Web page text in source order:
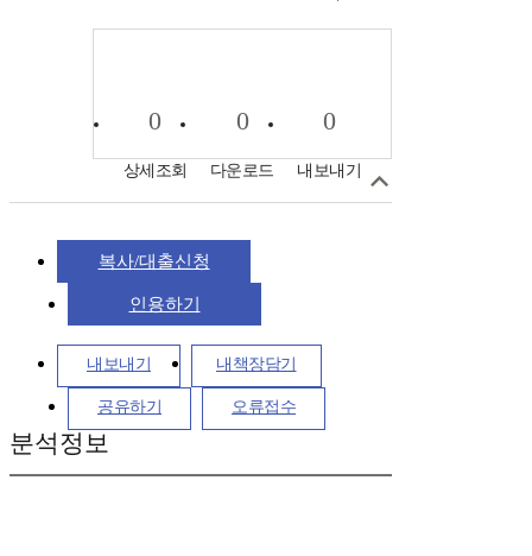
0
상세조회
0
다운로드
0
내보내기
복사/대출신청
인용하기
내보내기 내책장담기
공유하기 오류접수
분석정보